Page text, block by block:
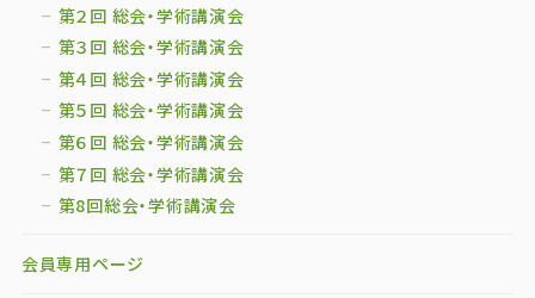
第２回 総会・学術講演会
第３回 総会・学術講演会
第４回 総会・学術講演会
第５回 総会・学術講演会
第６回 総会・学術講演会
第７回 総会・学術講演会
第8回総会・学術講演会
会員専用ページ